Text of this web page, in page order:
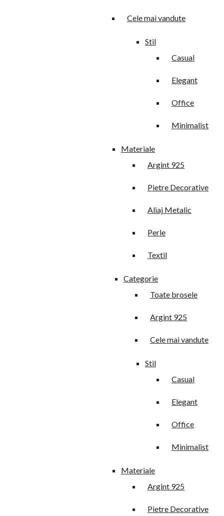
Cele mai vandute
Stil
Casual
Elegant
Office
Minimalist
Materiale
Argint 925
Pietre Decorative
Aliaj Metalic
Perle
Textil
Categorie
Toate brosele
Argint 925
Cele mai vandute
Stil
Casual
Elegant
Office
Minimalist
Materiale
Argint 925
Pietre Decorative